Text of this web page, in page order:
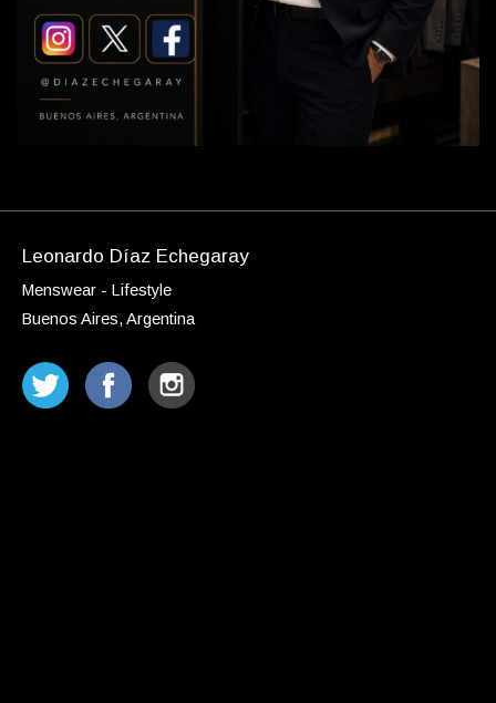
Leonardo Díaz Echegaray
Menswear - Lifestyle
Buenos Aires, Argentina